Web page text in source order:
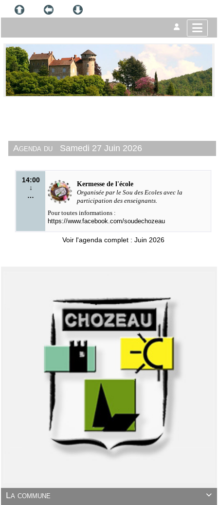

La commune
Agenda du Samedi 27 Juin 2026
14:00
↓
…
Kermesse de l'école
Organisée par le Sou des Ecoles avec la
participation des enseignants.
Pour toutes informations :
https://www.facebook.com/soudechozeau
Voir l'agenda complet : Juin 2026